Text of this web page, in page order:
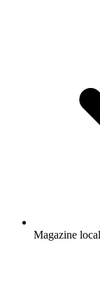
Creare
Magazine